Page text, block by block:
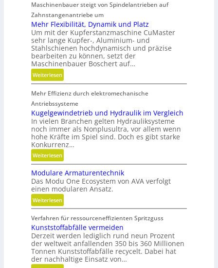
D
i
m
e
n
s
i
o
n
e
g
o
n
o
m
i
s
c
h
B
e
d
i
e
n
k
n
a
u
f
m
i
t
s
e
c
h
Maschinenbauer steigt von Spindelantrieben auf
Zahnstangenantriebe um
Mehr Flexibilität, Dynamik und Platz
Um mit der Kupferstanzmaschine CuMaster
sehr lange Kupfer-, Aluminium- und
Stahlschienen hochdynamisch und präzise
bearbeiten zu können, setzt der
Maschinenbauer Boschert auf…
Weiterlesen:
M
e
h
r
F
l
e
x
i
b
i
l
i
t
t
,
D
y
n
Mehr Effizienz durch elektromechanische
Antriebssysteme
Kugelgewindetrieb und Hydraulik im Vergleich
In vielen Branchen gelten Hydrauliksysteme
noch immer als Nonplusultra, vor allem wenn
hohe Kräfte im Spiel sind. Doch es gibt starke
Konkurrenz…
Weiterlesen:
K
u
g
e
l
g
e
w
i
n
d
e
Modulare Armaturentechnik
Das Modu One Ecosystem von AVA verfolgt
einen modularen Ansatz.
Weiterlesen:
M
o
d
u
l
a
r
Verfahren für ressourceneffizienten Spritzguss
Kunststoffabfälle vermeiden
Derzeit werden lediglich rund neun Prozent
der weltweit anfallenden 350 bis 360 Millionen
Tonnen Kunststoffabfälle recycelt. Dabei hat
der nachhaltige Einsatz von…